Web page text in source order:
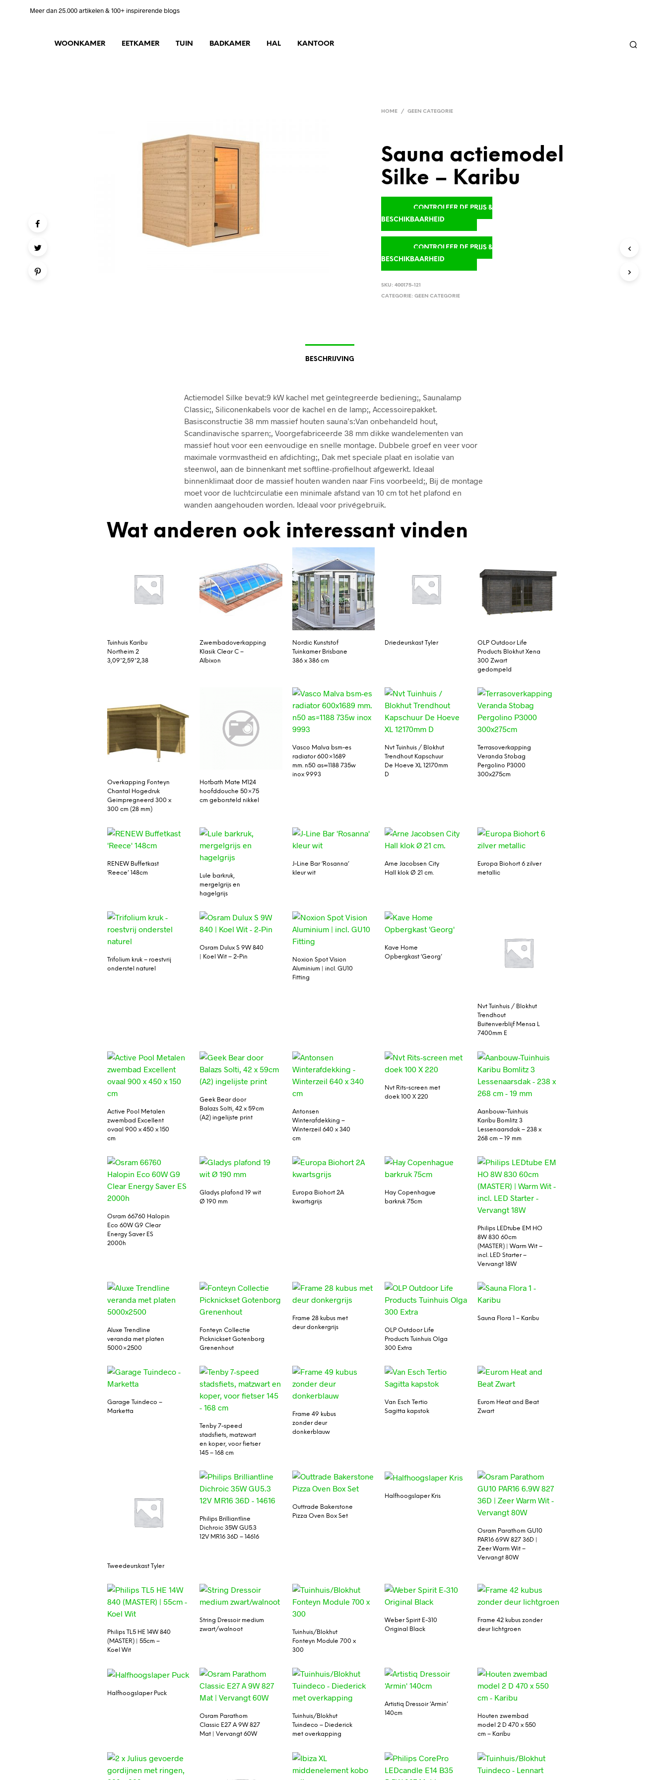
Meer dan 25.000 artikelen & 100+ inspirerende blogs
WOONKAMER EETKAMER TUIN BADKAMER HAL KANTOOR
HOME / GEEN CATEGORIE
Sauna actiemodel
Silke – Karibu
CONTROLEER DE PRIJS &
BESCHIKBAARHEID
CONTROLEER DE PRIJS &
BESCHIKBAARHEID
SKU:400175-121
CATEGORIE:GEEN CATEGORIE
BESCHRIJVING
Actiemodel Silke bevat:9 kW kachel met geïntegreerde bediening;, Saunalamp
Classic;, Siliconenkabels voor de kachel en de lamp;, Accessoirepakket.
Basisconstructie 38 mm massief houten sauna’s:Van onbehandeld hout,
Scandinavische sparren;, Voorgefabriceerde 38 mm dikke wandelementen van
massief hout voor een eenvoudige en snelle montage. Dubbele groef en veer voor
maximale vormvastheid en afdichting;, Dak met speciale plaat en isolatie van
steenwol, aan de binnenkant met softline-profielhout afgewerkt. Ideaal
binnenklimaat door de massief houten wanden naar Fins voorbeeld;, Bij de montage
moet voor de luchtcirculatie een minimale afstand van 10 cm tot het plafond en
wanden aangehouden worden. Ideaal voor privégebruik.
Wat anderen ook interessant vinden
Tuinhuis Karibu
Northeim 2
3,09*2,59*2,38
Zwembadoverkapping
Klasik Clear C –
Albixon
Nordic Kunststof
Tuinkamer Brisbane
386 x 386 cm
Driedeurskast Tyler
OLP Outdoor Life
Products Blokhut Xena
300 Zwart
gedompeld
Overkapping Fonteyn
Chantal Hogedruk
Geimpregneerd 300 x
300 cm (28 mm)
Hotbath Mate M124
hoofddouche 50×75
cm geborsteld nikkel
Vasco Malva bsm-es
radiator 600×1689
mm. n50 as=1188 735w
inox 9993
Nvt Tuinhuis / Blokhut
Trendhout Kapschuur
De Hoeve XL 12170mm
D
Terrasoverkapping
Veranda Stobag
Pergolino P3000
300x275cm
RENEW Buffetkast
‘Reece’ 148cm
Lule barkruk,
mergelgrijs en
hagelgrijs
J-Line Bar ‘Rosanna’
kleur wit
Arne Jacobsen City
Hall klok Ø 21 cm.
Europa Biohort 6 zilver
metallic
Trifolium kruk – roestvrij
onderstel naturel
Osram Dulux S 9W 840
| Koel Wit – 2-Pin
Noxion Spot Vision
Aluminium | incl. GU10
Fitting
Kave Home
Opbergkast ‘Georg’
Nvt Tuinhuis / Blokhut
Trendhout
Buitenverblijf Mensa L
7400mm E
Active Pool Metalen
zwembad Excellent
ovaal 900 x 450 x 150
cm
Geek Bear door
Balazs Solti, 42 x 59cm
(A2) ingelijste print
Antonsen
Winterafdekking –
Winterzeil 640 x 340
cm
Nvt Rits-screen met
doek 100 X 220
Aanbouw-Tuinhuis
Karibu Bomlitz 3
Lessenaarsdak – 238 x
268 cm – 19 mm
Osram 66760 Halopin
Eco 60W G9 Clear
Energy Saver ES
2000h
Gladys plafond 19 wit
Ø 190 mm
Europa Biohort 2A
kwartsgrijs
Hay Copenhague
barkruk 75cm
Philips LEDtube EM HO
8W 830 60cm
(MASTER) | Warm Wit –
incl. LED Starter –
Vervangt 18W
Aluxe Trendline
veranda met platen
5000×2500
Fonteyn Collectie
Picknickset Gotenborg
Grenenhout
Frame 28 kubus met
deur donkergrijs
OLP Outdoor Life
Products Tuinhuis Olga
300 Extra
Sauna Flora 1 – Karibu
Garage Tuindeco –
Marketta
Tenby 7-speed
stadsfiets, matzwart
en koper, voor fietser
145 – 168 cm
Frame 49 kubus
zonder deur
donkerblauw
Van Esch Tertio
Sagitta kapstok
Eurom Heat and Beat
Zwart
Tweedeurskast Tyler
Philips Brilliantline
Dichroic 35W GU5.3
12V MR16 36D – 14616
Outtrade Bakerstone
Pizza Oven Box Set
Halfhoogslaper Kris
Osram Parathom GU10
PAR16 6.9W 827 36D |
Zeer Warm Wit –
Vervangt 80W
Philips TL5 HE 14W 840
(MASTER) | 55cm –
Koel Wit
String Dressoir medium
zwart/walnoot
Tuinhuis/Blokhut
Fonteyn Module 700 x
300
Weber Spirit E-310
Original Black
Frame 42 kubus zonder
deur lichtgroen
Halfhoogslaper Puck
Osram Parathom
Classic E27 A 9W 827
Mat | Vervangt 60W
Tuinhuis/Blokhut
Tuindeco – Diederick
met overkapping
Artistiq Dressoir ‘Armin’
140cm
Houten zwembad
model 2 D 470 x 550
cm – Karibu